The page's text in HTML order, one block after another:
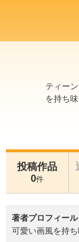
ティー
を持ち
投稿作品
0件
著者プロフィール
可愛い画風を持